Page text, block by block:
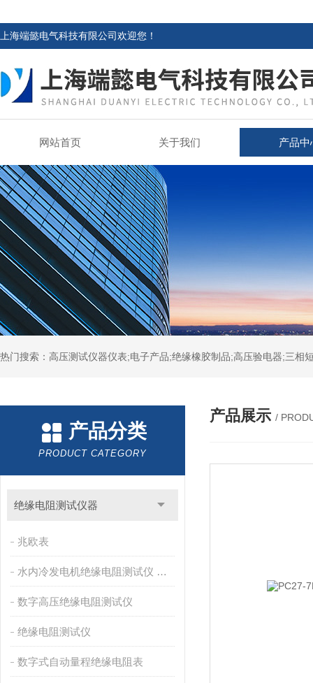
上海端懿电气科技有限公司欢迎您！
网站首页 关于我们 产品中
热门搜索：高压测试仪器仪表;电子产品;绝缘橡胶制品;高压验电器;三
产品分类
PRODUCT CATEGORY
绝缘电阻测试仪器
兆欧表
水内冷发电机绝缘电阻测试仪 兆欧表
数字高压绝缘电阻测试仪
绝缘电阻测试仪
数字式自动量程绝缘电阻表
产品展示 /